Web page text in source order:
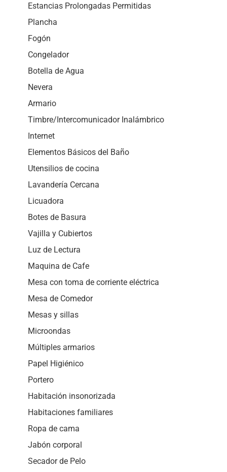
Estancias Prolongadas Permitidas
Plancha
Fogón
Congelador
Botella de Agua
Nevera
Armario
Timbre/Intercomunicador Inalámbrico
Internet
Elementos Básicos del Baño
Utensilios de cocina
Lavandería Cercana
Licuadora
Botes de Basura
Vajilla y Cubiertos
Luz de Lectura
Maquina de Cafe
Mesa con toma de corriente eléctrica
Mesa de Comedor
Mesas y sillas
Microondas
Múltiples armarios
Papel Higiénico
Portero
Habitación insonorizada
Habitaciones familiares
Ropa de cama
Jabón corporal
Secador de Pelo